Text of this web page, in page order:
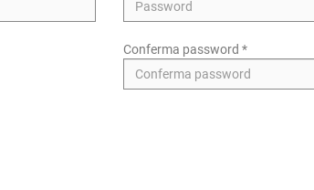
Conferma password *